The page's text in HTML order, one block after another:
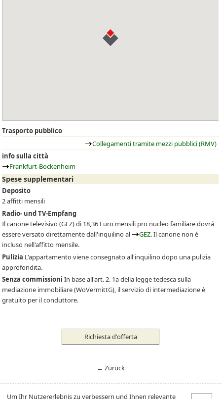
Trasporto pubblico
Collegamenti tramite mezzi pubblici (RMV)
info sulla città
Frankfurt-Bockenheim
Spese supplementari
Deposito
2 affitti mensili
Radio- und TV-Empfang
Il canone televisivo(GEZ)di 18,36 Euro mensili pro nucleo familiare dovrá
essere versato direttamente dall'inquilino al
GEZ. Il canone non é
incluso nell'affitto mensile.
Pulizia L'appartamento viene consegnato all'inquilino dopo una pulizia
approfondita.
Senza commissioni In base all'art. 2. 1a della legge tedesca sulla
mediazione immobiliare (WoVermittG), il servizio di intermediazione è
gratuito per il conduttore.
Richiesta d'offerta
← Zurück
Um Ihr Nutzererlebnis zu verbessern und Ihnen relevante